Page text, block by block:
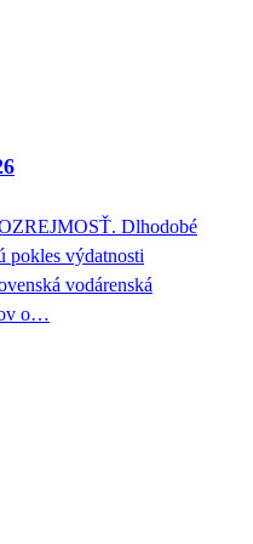
Dlhodobé
pokles výdatnosti
vodárenská
o…